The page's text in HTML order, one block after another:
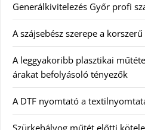
Generálkivitelezés Győr profi
A szájsebész szerepe a
A leggyakoribb plasztikai
árakat befolyásoló tényezők
A DTF nyomtató a
Szürkehályog műtét előtti